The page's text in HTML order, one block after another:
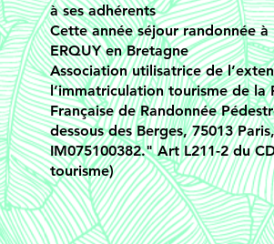
à ses adhérents
Cette année séjour randonnée à
ERQUY en Bretagne
Association utilisatrice de
l’immatriculation tourisme de la
Française de Randonnée
dessous des Berges, 75013
IM075100382." Art L211-2 du
tourisme)